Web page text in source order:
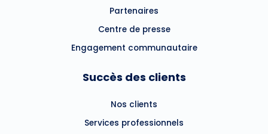
Partenaires
Centre de presse
Engagement communautaire
Succès des clients
Nos clients
Services professionnels